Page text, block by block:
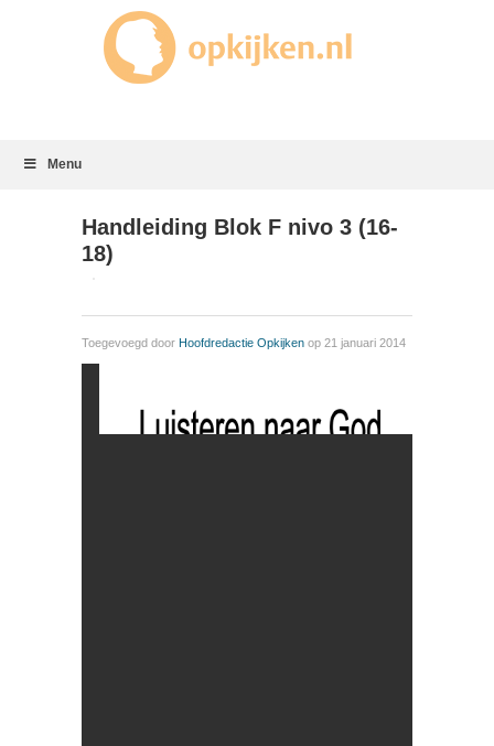
Menu
Handleiding Blok F nivo 3 (16-
18)
Toegevoegd door Hoofdredactie Opkijken op 21 januari 2014